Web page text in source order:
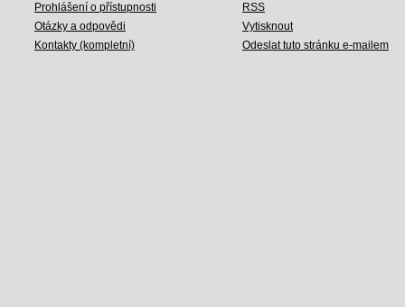
Prohlášení o přístupnosti
Otázky a odpovědi
Kontakty (kompletní)
RSS
Vytisknout
Odeslat tuto stránku e-mailem